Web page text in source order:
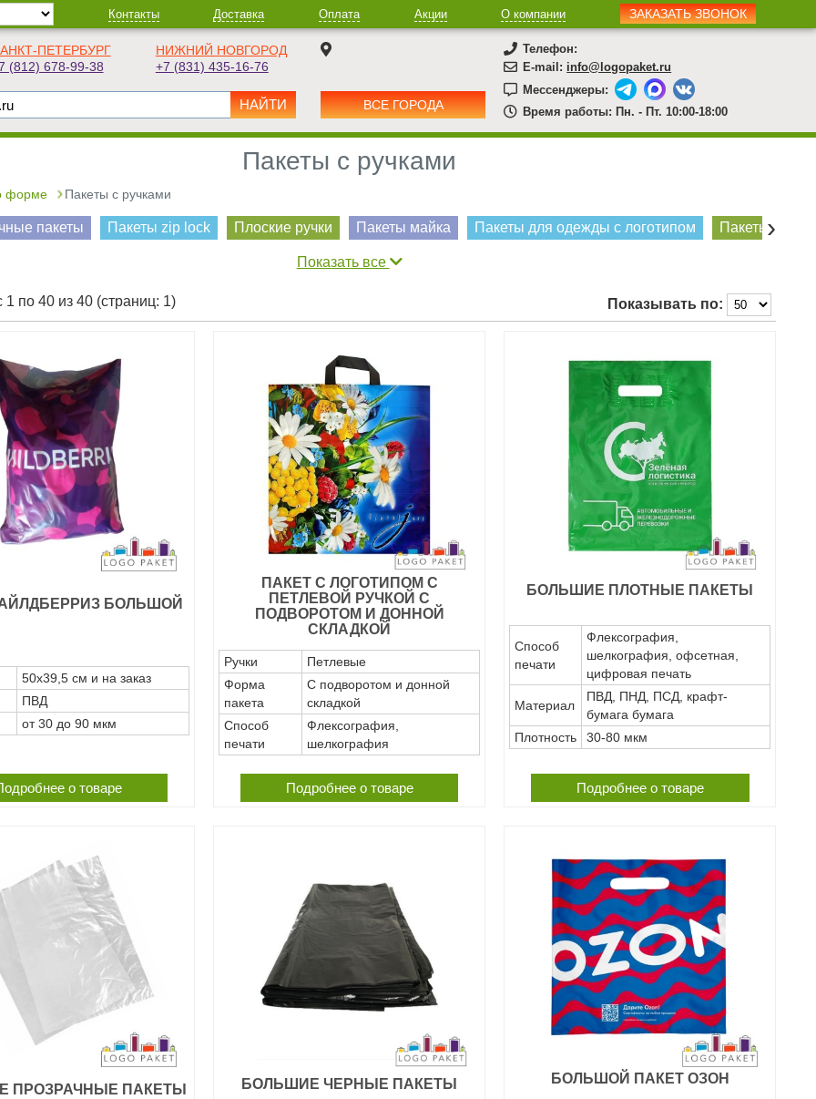
Контакты Доставка Оплата Акции О компании ЗАКАЗАТЬ ЗВОНОК
ПЕТЕРБУРГ
(812) 678-99-38
НИЖНИЙ НОВГОРОД
+7 (831) 435-16-76
ВСЕ ГОРОДА
Телефон:
E-mail: info@logopaket.ru
Мессенджеры:
Время работы: Пн. - Пт. 10:00-18:00
Пакеты с ручками
форме Пакеты с ручками
пакеты Пакеты zip lock Плоские ручки Пакеты майка Пакеты для одежды с логотипом Пакеты›
Показать все
1 по 40 из 40 (страниц: 1) Показывать по:
БОЛЬШОЙ
50х39,5 см и на заказ
ПВД
от 30 до 90 мкм
о товаре
ПАКЕТ С ЛОГОТИПОМ С
ПЕТЛЕВОЙ РУЧКОЙ С
ПОДВОРОТОМ И ДОННОЙ
СКЛАДКОЙ
Ручки
Петлевые
Форма
пакета
С подворотом и донной
складкой
Способ
печати
Флексография,
шелкография
Подробнее о товаре
БОЛЬШИЕ ПЛОТНЫЕ ПАКЕТЫ
Способ
печати
Флексография,
шелкография, офсетная,
цифровая печать
Материал
ПВД, ПНД, ПСД, крафт-
бумага бумага
Плотность
30-80 мкм
Подробнее о товаре
ПРОЗРАЧНЫЕ ПАКЕТЫ БОЛЬШИЕ ЧЕРНЫЕ ПАКЕТЫ БОЛЬШОЙ ПАКЕТ ОЗОН